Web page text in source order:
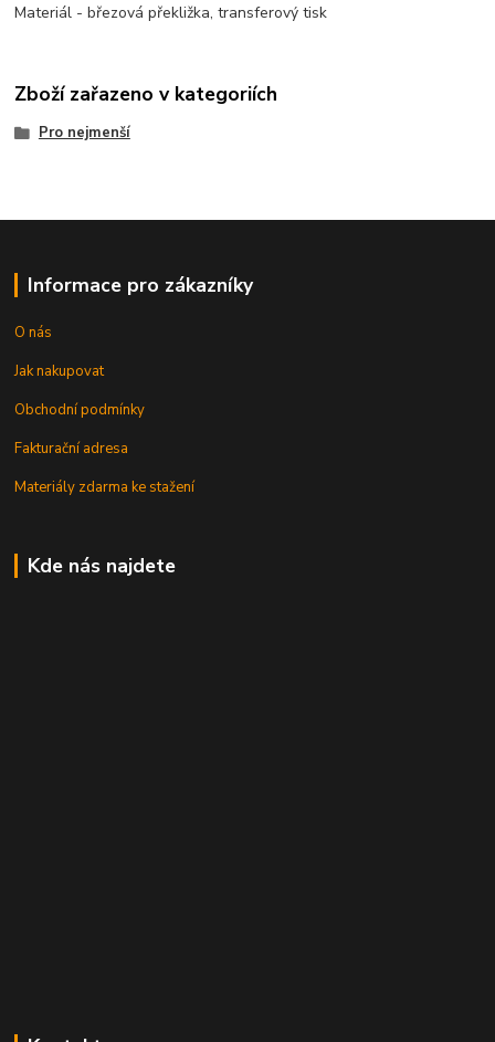
Materiál - březová překližka, transferový tisk
Zboží zařazeno v kategoriích
Pro nejmenší
Informace pro zákazníky
O nás
Jak nakupovat
Obchodní podmínky
Fakturační adresa
Materiály zdarma ke stažení
Kde nás najdete